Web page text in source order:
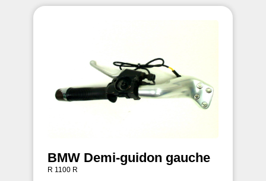
BMW Demi-guidon gauche
R 1100 R